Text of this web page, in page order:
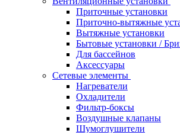
Приточные установки
Приточно-вытяжные
Вытяжные установки
Бытовые установки /
Для бассейнов
Аксессуары
Сетевые элементы
Нагреватели
Охладители
Фильтр-боксы
Воздушные клапаны
Шумоглушители